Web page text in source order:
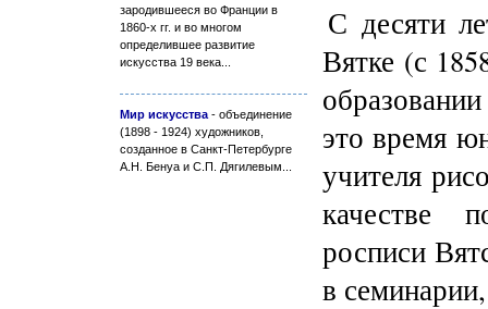
зародившееся во Франции в
1860-х гг. и во многом
определившее развитие
искусства 19 века...
Мир искусства - объединение
(1898 - 1924) художников,
созданное в Санкт-Петербурге
А.Н. Бенуа и С.П. Дягилевым...
С десяти
Вятке (с
это время
учителя
качестве
росписи
в